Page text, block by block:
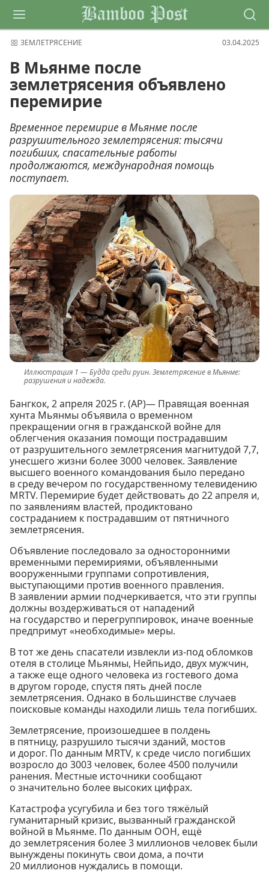
Bamboo Post
ЗЕМЛЕТРЯСЕНИЕ 03.04.2025
В Мьянме после
землетрясения объявлено
перемирие
Временное перемирие в Мьянме после
разрушительного землетрясения: тысячи
погибших, спасательные работы
продолжаются, международная помощь
поступает.
Будда среди руин. Землетрясение в Мьянме:
разрушения и надежда.
Бангкок, 2 апреля 2025 г. (AP)— Правящая военная
хунта Мьянмы объявила о временном
прекращении огня в гражданской войне для
облегчения оказания помощи пострадавшим
от разрушительного землетрясения магнитудой 7,7,
унесшего жизни более 3000 человек. Заявление
высшего военного командования было передано
в среду вечером по государственному телевидению
MRTV. Перемирие будет действовать до 22 апреля и,
по заявлениям властей, продиктовано
состраданием к пострадавшим от пятничного
землетрясения.
Объявление последовало за односторонними
временными перемириями, объявленными
вооруженными группами сопротивления,
выступающими против военного правления.
В заявлении армии подчеркивается, что эти группы
должны воздерживаться от нападений
на государство и перегруппировок, иначе военные
предпримут «необходимые» меры.
В тот же день спасатели извлекли из-под обломков
отеля в столице Мьянмы, Нейпьидо, двух мужчин,
а также еще одного человека из гостевого дома
в другом городе, спустя пять дней после
землетрясения. Однако в большинстве случаев
поисковые команды находили лишь тела погибших.
Землетрясение, произошедшее в полдень
в пятницу, разрушило тысячи зданий, мостов
и дорог. По данным MRTV, к среде число погибших
возросло до 3003 человек, более 4500 получили
ранения. Местные источники сообщают
о значительно более высоких цифрах.
Катастрофа усугубила и без того тяжёлый
гуманитарный кризис, вызванный гражданской
войной в Мьянме. По данным ООН, ещё
до землетрясения более 3 миллионов человек были
вынуждены покинуть свои дома, а почти
20 миллионов нуждались в помощи.